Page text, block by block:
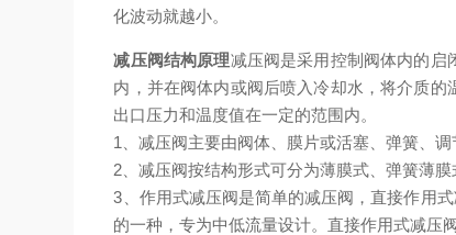
化波动就越小。
减压阀结构原理减压阀是采用控制阀体内的启
内，并在阀体内或阀后喷入冷却水，将介质
出口压力和温度值在一定的范围内。
1、减压阀主要由阀体、膜片或活塞、弹簧、调
2、减压阀按结构形式可分为薄膜式、弹簧薄膜
3、作用式减压阀是简单的减压阀，直接作用
的一种，专为中低流量设计。直接作用式减压